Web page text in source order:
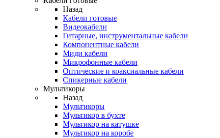
Назад
Кабели готовые
Видеокабели
Гитарные, инструментальные кабели
Компонентные кабели
Миди кабели
Микрофонные кабели
Оптические и коаксиальные кабели
Спикерные кабели
Мультикоры
Назад
Мультикоры
Мультикор в бухте
Мультикор на катушке
Мультикор на коробе